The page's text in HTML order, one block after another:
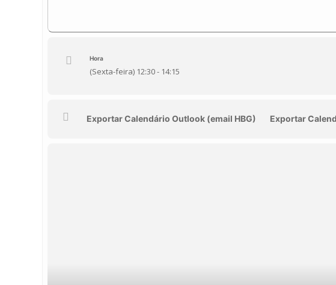
Hora
(Sexta-feira) 12:30 - 14:15
Exportar Calendário Outlook (email HBG) Exportar